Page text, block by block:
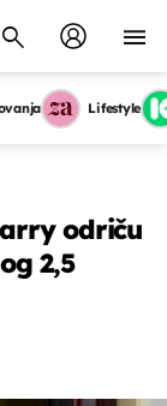
Lifestyle
odriču
2,5